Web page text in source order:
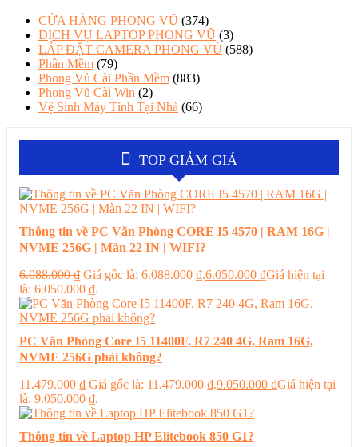
CỬA HÀNG PHONG VŨ (374)
DỊCH VỤ LAPTOP PHONG VŨ (3)
LẮP ĐẶT CAMERA PHONG VỦ (588)
Phần Mềm (79)
Phong Vủ Cài Phần Mềm (883)
Phong Vũ Cài Win (2)
Vệ Sinh Máy Tính Tại Nhà (66)
TOP GIẢM GIÁ
Thông tin về PC Văn Phòng CORE I5 4570 | RAM 16G |
NVME 256G | Màn 22 IN | WIFI?
6.088.000₫ Giá gốc là: 6.088.000 ₫.6.050.000 ₫Giá hiện tại
là: 6.050.000 ₫.
PC Văn Phòng Core I5 11400F, R7 240 4G, Ram 16G,
NVME 256G phải không?
11.479.000₫ Giá gốc là: 11.479.000 ₫.9.050.000 ₫Giá hiện tại
là: 9.050.000 ₫.
Thông tin về Laptop HP Elitebook 850 G1?